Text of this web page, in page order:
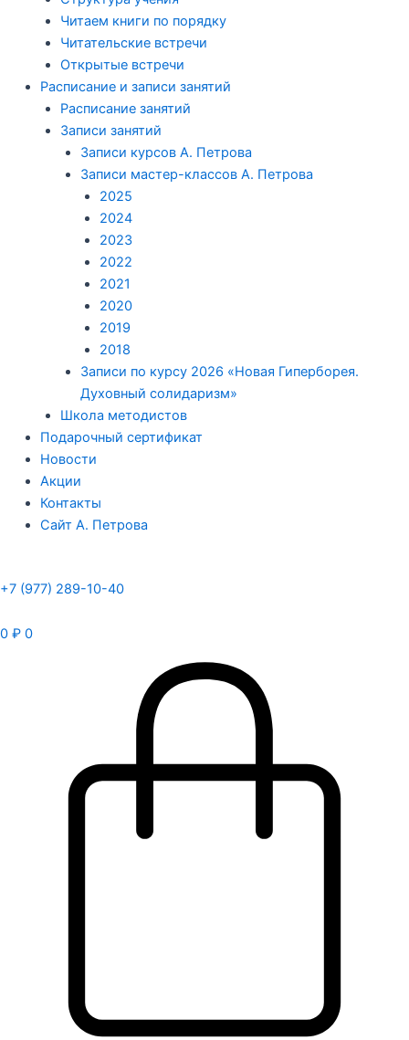
Читаем книги по порядку
Читательские встречи
Открытые встречи
Расписание и записи занятий
Расписание занятий
Записи занятий
Записи курсов А. Петрова
Записи мастер-классов А. Петрова
2025
2024
2023
2022
2021
2020
2019
2018
Записи по курсу 2026 «Новая Гиперборея.
Духовный солидаризм»
Школа методистов
Подарочный сертификат
Новости
Акции
Контакты
Сайт А. Петрова
+7 (977) 289-10-40
0 ₽ 0